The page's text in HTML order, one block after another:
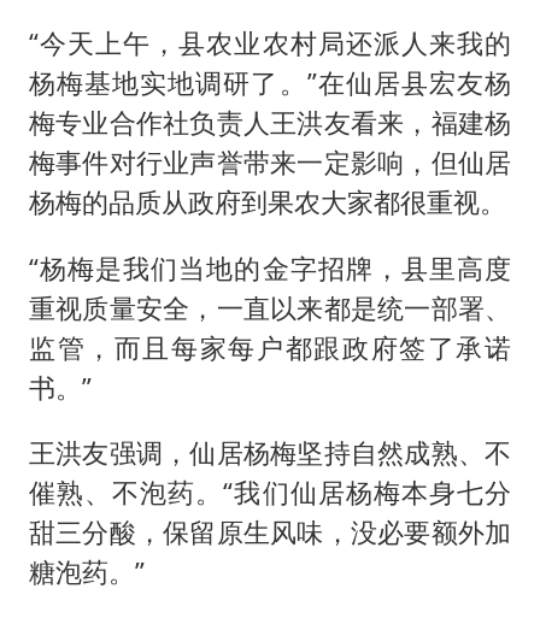
“今天上午，县农业农村局还派人来我的
杨梅基地实地调研了。”在仙居县宏友杨
梅专业合作社负责人王洪友看来，福建杨
梅事件对行业声誉带来一定影响，但仙居
杨梅的品质从政府到果农大家都很重视。
“杨梅是我们当地的金字招牌，县里高度
重视质量安全，一直以来都是统一部署、
监管，而且每家每户都跟政府签了承诺
书。”
王洪友强调，仙居杨梅坚持自然成熟、不
催熟、不泡药。“我们仙居杨梅本身七分
甜三分酸，保留原生风味，没必要额外加
糖泡药。”